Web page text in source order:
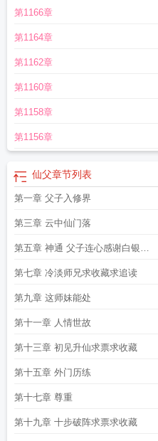
父仙母什么意思
仙父无
窗仙父全集TXT
TXT 仙父女主有几个女主 仙父李平安
第1166章
第1164章
第1162章
第1160章
第1158章
第1156章
仙父章节列表
第一章 父子入修界
第三章 云中仙门落
第五章 神通 父子连心感谢白银盟
sfqk大力支持
第七章 冷淡师兄求收藏求追读
第九章 这师妹能处
第十一章 人情世故
第十三章 初见升仙求票求收藏
第十五章 外门历练
第十七章 尊重
第十九章 十步破阵求票求收藏